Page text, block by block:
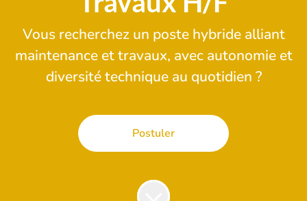
Vous recherchez un poste hybride alliant
maintenance et travaux, avec autonomie et
diversité technique au quotidien ?
Postuler